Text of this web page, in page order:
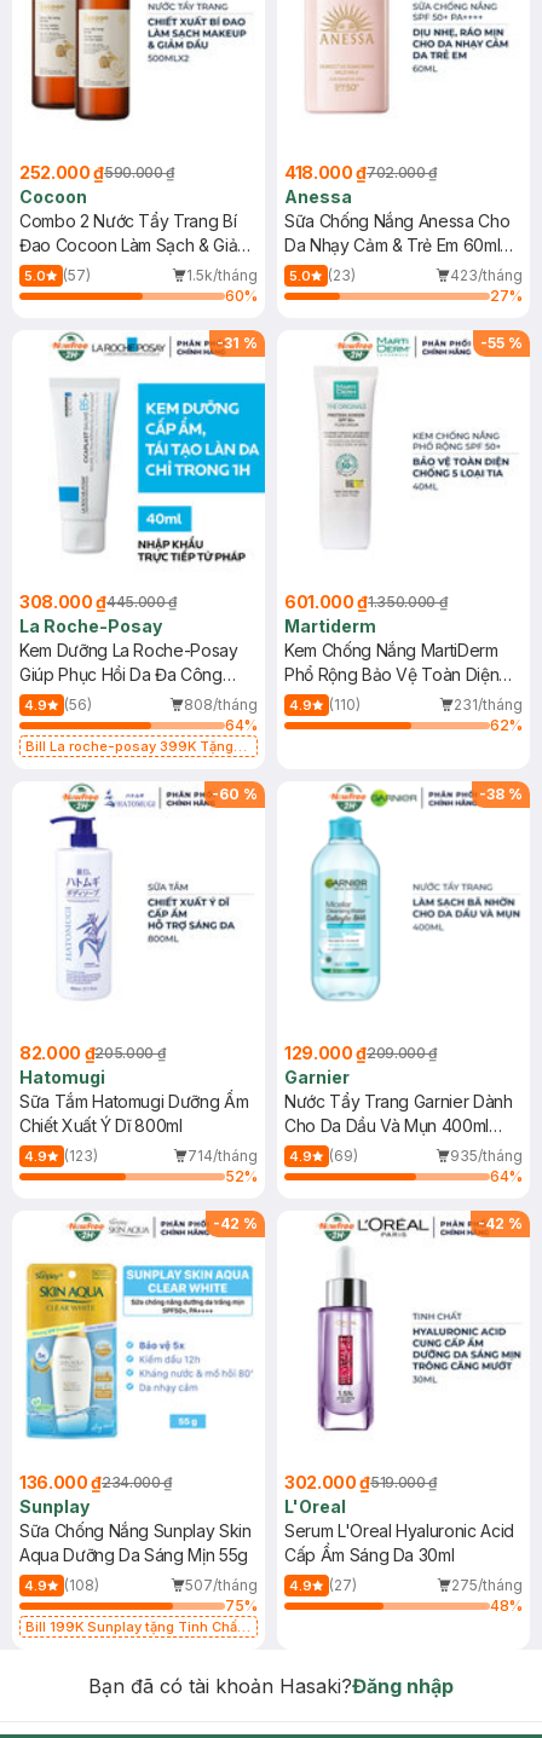
252.000 ₫590.000 ₫
Cocoon
Combo 2 Nước Tẩy Trang Bí
Đao Cocoon Làm Sạch & Giảm
Dầu 500ml
5.0 (57)
1.5k/tháng
60%
418.000 ₫702.000 ₫
Anessa
Sữa Chống Nắng Anessa Cho
Da Nhạy Cảm & Trẻ Em 60ml
(Mới)
5.0 (23)
423/tháng
27%
-31 %
308.000 ₫445.000 ₫
La Roche-Posay
Kem Dưỡng La Roche-Posay
Giúp Phục Hồi Da Đa Công
Dụng 40ml
4.9 (56)
808/tháng
64%
Bill La roche-posay 399K Tặng
(SL có hạn)
-55 %
601.000 ₫1.350.000 ₫
Martiderm
Kem Chống Nắng MartiDerm
Phổ Rộng Bảo Vệ Toàn Diện
40ml
4.9 (110)
231/tháng
62%
-60 %
82.000 ₫205.000 ₫
Hatomugi
Sữa Tắm Hatomugi Dưỡng Ẩm
Chiết Xuất Ý Dĩ 800ml
4.9 (123)
714/tháng
52%
-38 %
129.000 ₫209.000 ₫
Garnier
Nước Tẩy Trang Garnier Dành
Cho Da Dầu Và Mụn 400ml
(Mới)
4.9 (69)
935/tháng
64%
-42 %
136.000 ₫234.000 ₫
Sunplay
Sữa Chống Nắng Sunplay Skin
Aqua Dưỡng Da Sáng Mịn 55g
4.9 (108)
507/tháng
75%
Bill 199K Sunplay tặng Tinh Chất
-42 %
302.000 ₫519.000 ₫
L'Oreal
Serum L'Oreal Hyaluronic Acid
Cấp Ẩm Sáng Da 30ml
4.9 (27)
275/tháng
48%
Bạn đã có tài khoản Hasaki?Đăng nhập